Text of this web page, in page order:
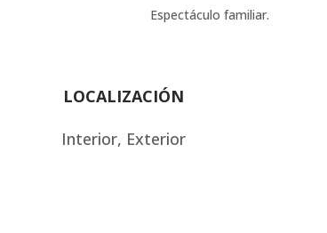
Espectáculo familiar.
LOCALIZACIÓN
Interior, Exterior